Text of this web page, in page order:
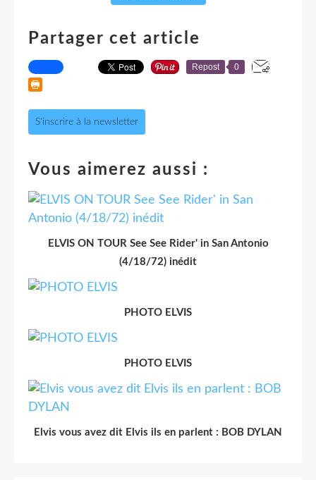
Partager cet article
Repost 0
S'inscrire à la newsletter
Vous aimerez aussi :
ELVIS ON TOUR See See Rider' in San Antonio
(4/18/72) inédit
PHOTO ELVIS
PHOTO ELVIS
Elvis vous avez dit Elvis ils en parlent : BOB DYLAN